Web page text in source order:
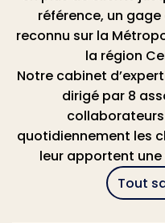
référence, un
reconnu sur la
la région
Notre cabinet
dirigé par 8
quotidiennement les
leur apportent une
Tout